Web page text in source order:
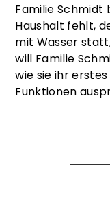
Familie Schmidt
Haushalt fehlt,
mit Wasser
will Familie
wie sie ihr erstes
Funktionen